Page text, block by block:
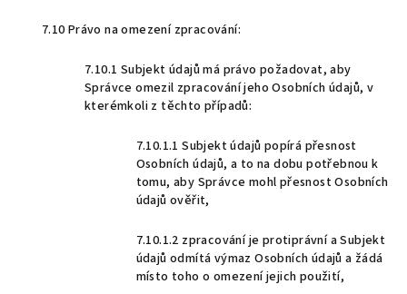
7.10 Právo na omezení zpracování:
7.10.1 Subjekt údajů má právo požadovat, aby
Správce omezil zpracování jeho Osobních údajů, v
kterémkoli z těchto případů:
7.10.1.1 Subjekt údajů popírá přesnost
Osobních údajů, a to na dobu potřebnou k
tomu, aby Správce mohl přesnost Osobních
údajů ověřit,
7.10.1.2 zpracování je protiprávní a Subjekt
údajů odmítá výmaz Osobních údajů a žádá
místo toho o omezení jejich použití,